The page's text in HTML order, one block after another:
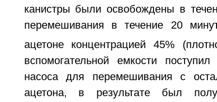
канистры были освобождены в
перемешивания в течение 20
ацетоне концентрацией 45%
вспомогательной емкости
насоса для перемешивания с
ацетона, в результате был